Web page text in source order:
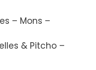
– Mons –
& Pitcho –